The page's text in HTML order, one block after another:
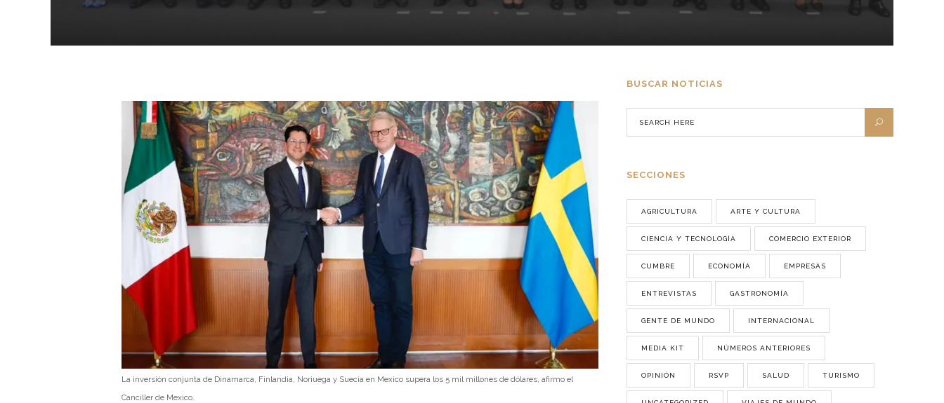
La inversión conjunta de Dinamarca, Finlandia, Noriuega y Suecia en Mexico supera los 5 mil millones de dólares, afirmo el
Canciller de Mexico.
BUSCAR NOTICIAS
SECCIONES
AGRICULTURA ARTE Y CULTURA
CIENCIA Y TECNOLOGÍA COMERCIO EXTERIOR
CUMBRE ECONOMÍA EMPRESAS
ENTREVISTAS GASTRONOMÍA
GENTE DE MUNDO INTERNACIONAL
MEDIA KIT NÚMEROS ANTERIORES
OPINIÓN RSVP SALUD TURISMO